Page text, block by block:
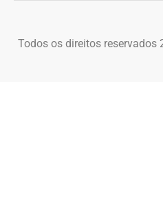
Todos os direitos